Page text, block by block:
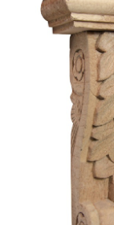
Despre Noi